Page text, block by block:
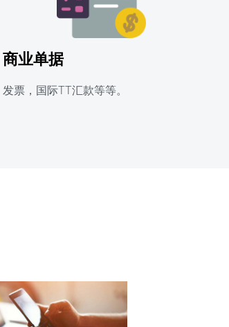
商业单据
发票，国际TT汇款等等。